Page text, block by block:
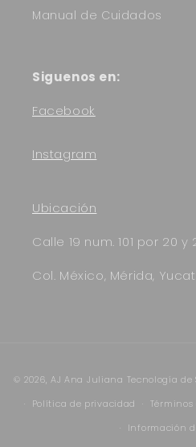
Manual de Cuidados
Siguenos en:
Facebook
Instagram
Ubicación
Calle 19 num. 101 por 20 y
Col. México, Mérida,
de
© 2026, AJ Ana Juliana Tecnología de
Política de privacidad
Información